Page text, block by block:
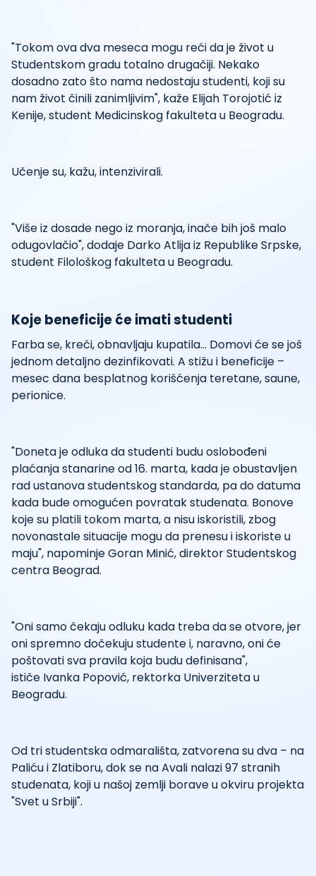
"Tokom ova dva meseca mogu reći da je život u
Studentskom gradu totalno drugačiji. Nekako
dosadno zato što nama nedostaju studenti, koji su
nam život činili zanimljivim", kaže Elijah Torojotić iz
Kenije, student Medicinskog fakulteta u Beogradu.
Učenje su, kažu, intenzivirali.
"Više iz dosade nego iz moranja, inače bih još malo
odugovlačio", dodaje Darko Atlija iz Republike Srpske,
student Filološkog fakulteta u Beogradu.
Koje beneficije će imati studenti
Farba se, kreči, obnavljaju kupatila... Domovi će se još
jednom detaljno dezinfikovati. A stižu i beneficije –
mesec dana besplatnog korišćenja teretane, saune,
perionice.
"Doneta je odluka da studenti budu oslobođeni
plaćanja stanarine od 16. marta, kada je obustavljen
rad ustanova studentskog standarda, pa do datuma
kada bude omogućen povratak studenata. Bonove
koje su platili tokom marta, a nisu iskoristili, zbog
novonastale situacije mogu da prenesu i iskoriste u
maju", napominje Goran Minić, direktor Studentskog
centra Beograd.
"Oni samo čekaju odluku kada treba da se otvore, jer
oni spremno dočekuju studente i, naravno, oni će
poštovati sva pravila koja budu definisana",
ističe Ivanka Popović, rektorka Univerziteta u
Beogradu.
Od tri studentska odmarališta, zatvorena su dva – na
Paliću i Zlatiboru, dok se na Avali nalazi 97 stranih
studenata, koji u našoj zemlji borave u okviru projekta
"Svet u Srbiji".